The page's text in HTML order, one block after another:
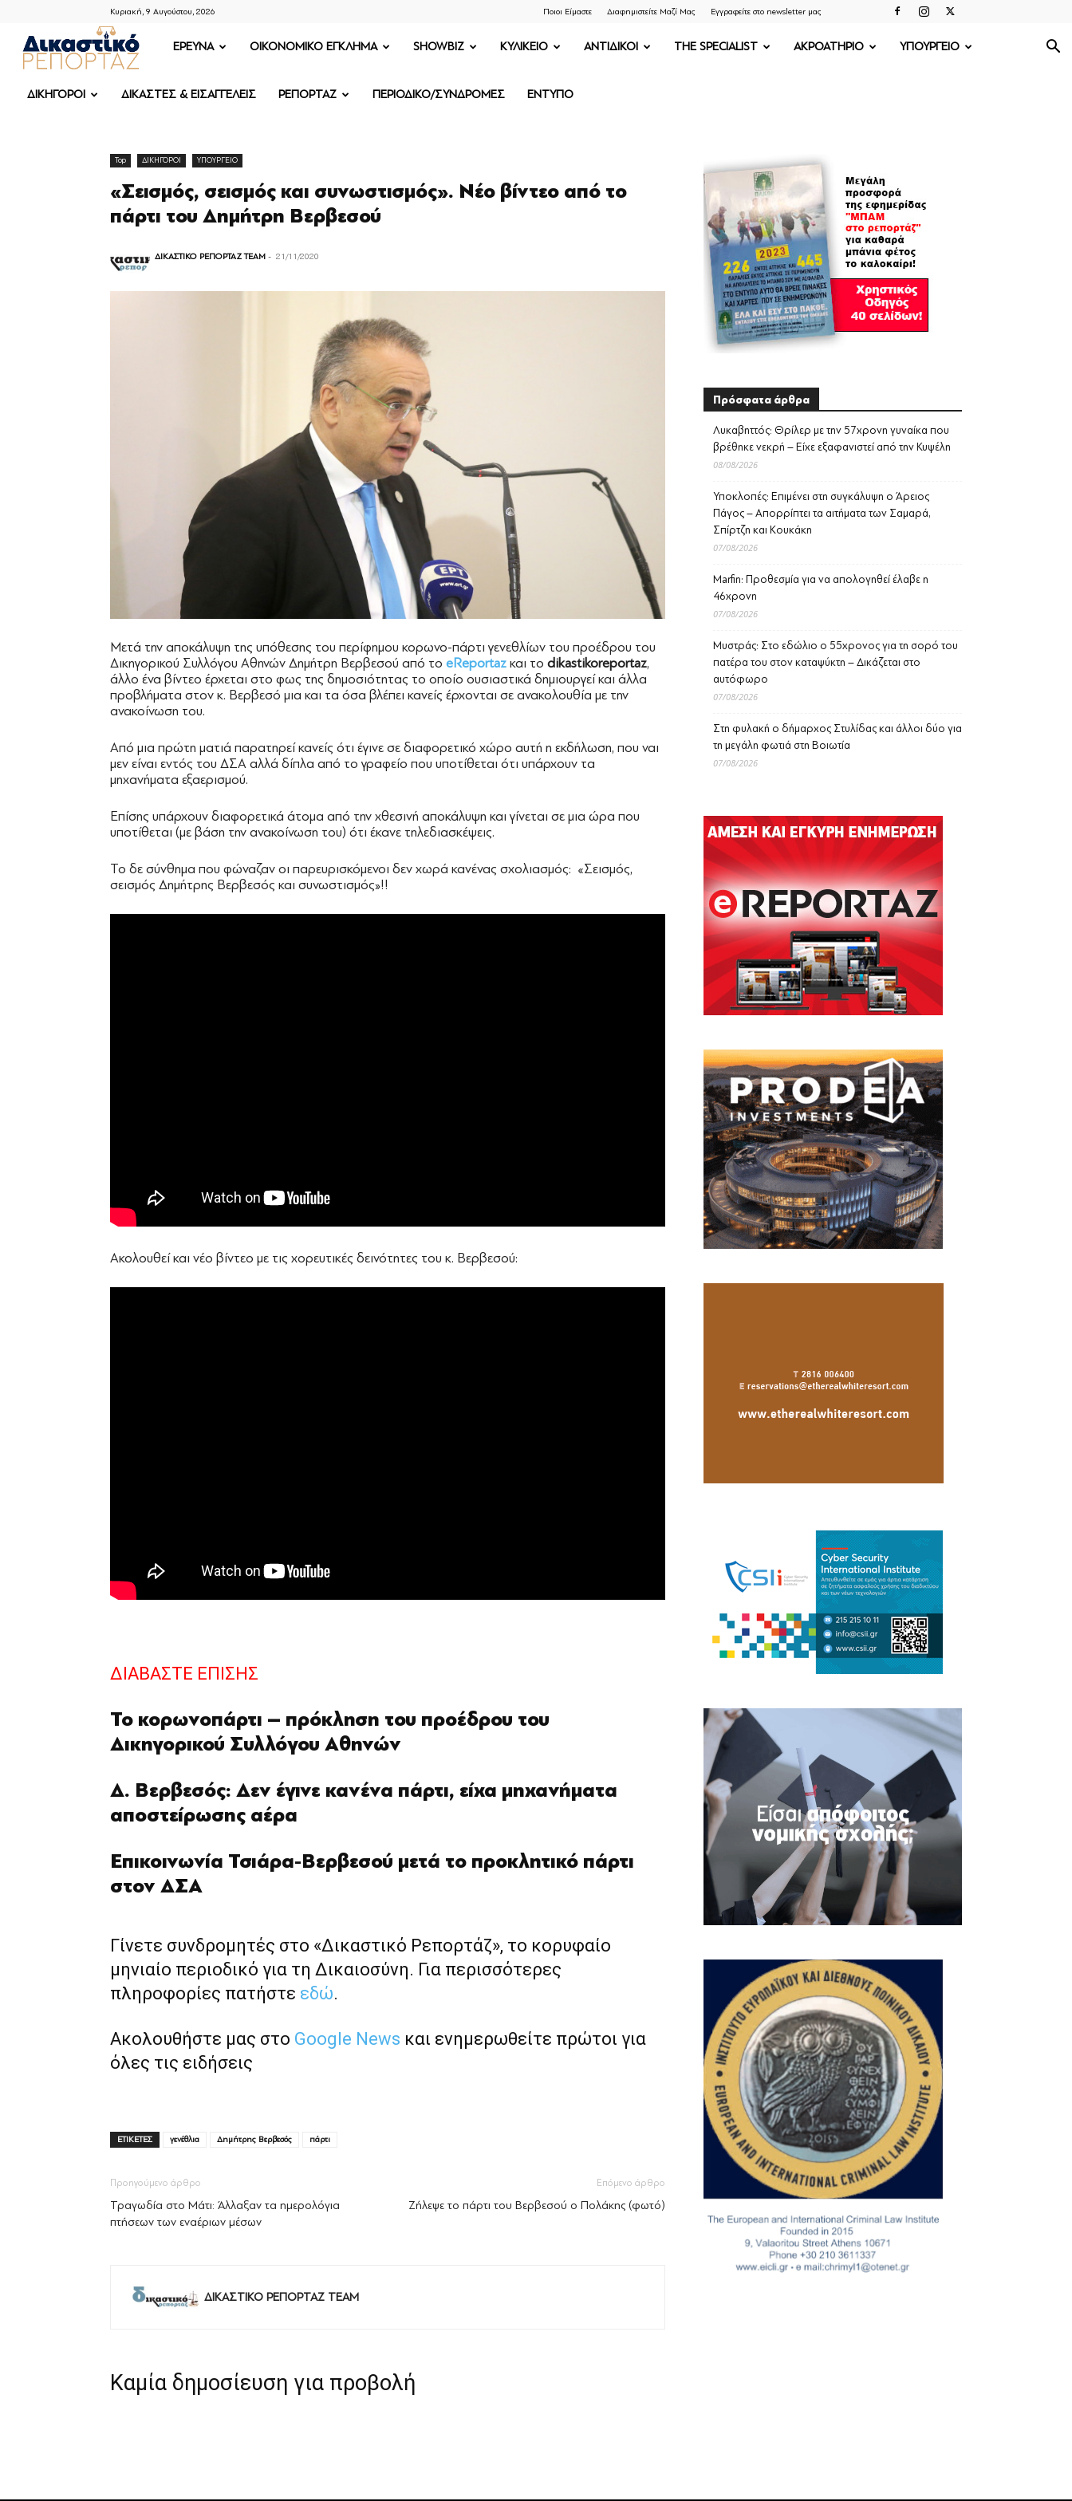
Κυριακή, 9 Αυγούστου, 2026 Ποιοι Είμαστε Διαφημιστείτε Μαζί Μας Εγγραφείτε στο newsletter μας
ΔΙΚΑΣΤΙΚΟ
ΡΕΠΟΡΤΑΖ
ΕΡΕΥΝΑ OIKONOMIKO ΕΓΚΛΗΜΑ SHOWBIZ ΚΥΛΙΚΕΙΟ ΑΝΤΙΔΙΚΟΙ THE SPECIALIST ΑΚΡΟΑΤΗΡΙΟ ΥΠΟΥΡΓΕΙΟ
ΔΙΚΗΓΟΡΟΙ ΔΙΚΑΣΤΕΣ & ΕΙΣΑΓΓΕΛΕΙΣ ΡΕΠΟΡΤΑΖ ΠΕΡΙΟΔΙΚΟ/ΣΥΝΔΡΟΜΕΣ ΕΝΤΥΠΟ
Top ΔΙΚΗΓΟΡΟΙ ΥΠΟΥΡΓΕΙΟ
«Σεισμός, σεισμός και συνωστισμός». Νέο βίντεο από το
πάρτι του Δημήτρη Βερβεσού
ΔΙΚΑΣΤΙΚΟ ΡΕΠΟΡΤΑΖ TEAM - 21/11/2020
Μετά την αποκάλυψη της υπόθεσης του περίφημου κορωνο-πάρτι γενεθλίων του προέδρου του
Δικηγορικού Συλλόγου Αθηνών Δημήτρη Βερβεσού από το eReportaz και το dikastikoreportaz,
άλλο ένα βίντεο έρχεται στο φως της δημοσιότητας το οποίο ουσιαστικά δημιουργεί και άλλα
προβλήματα στον κ. Βερβεσό μια και τα όσα βλέπει κανείς έρχονται σε ανακολουθία με την
ανακοίνωση του.
Από μια πρώτη ματιά παρατηρεί κανείς ότι έγινε σε διαφορετικό χώρο αυτή η εκδήλωση, που ναι
μεν είναι εντός του ΔΣΑ αλλά δίπλα από το γραφείο που υποτίθεται ότι υπάρχουν τα
μηχανήματα εξαερισμού.
Επίσης υπάρχουν διαφορετικά άτομα από την χθεσινή αποκάλυψη και γίνεται σε μια ώρα που
υποτίθεται (με βάση την ανακοίνωση του) ότι έκανε τηλεδιασκέψεις.
Το δε σύνθημα που φώναζαν οι παρευρισκόμενοι δεν χωρά κανένας σχολιασμός: «Σεισμός,
σεισμός Δημήτρης Βερβεσός και συνωστισμός»!!
Ακολουθεί και νέο βίντεο με τις χορευτικές δεινότητες του κ. Βερβεσού:
ΔΙΑΒΑΣΤΕ ΕΠΙΣΗΣ
Το κορωνοπάρτι – πρόκληση του προέδρου του
Δικηγορικού Συλλόγου Αθηνών
Δ. Βερβεσός: Δεν έγινε κανένα πάρτι, είχα μηχανήματα
αποστείρωσης αέρα
Επικοινωνία Τσιάρα-Βερβεσού μετά το προκλητικό πάρτι
στον ΔΣΑ
Γίνετε συνδρομητές στο «Δικαστικό Ρεπορτάζ», το κορυφαίο
μηνιαίο περιοδικό για τη Δικαιοσύνη. Για περισσότερες
πληροφορίες πατήστε εδώ.
Ακολουθήστε μας στο Google News και ενημερωθείτε πρώτοι για
όλες τις ειδήσεις
ΕΤΙΚΕΤΕΣ γενέθλια Δημήτρης Βερβεσός πάρτι
Προηγούμενο άρθρο
Τραγωδία στο Μάτι: Άλλαξαν τα ημερολόγια
πτήσεων των εναέριων μέσων
Επόμενο άρθρο
Ζήλεψε το πάρτι του Βερβεσού ο Πολάκης (φωτό)
ΔΙΚΑΣΤΙΚΟ ΡΕΠΟΡΤΑΖ TEAM
Καμία δημοσίευση για προβολή
Πρόσφατα άρθρα
Λυκαβηττός: Θρίλερ με την 57χρονη γυναίκα που
βρέθηκε νεκρή – Είχε εξαφανιστεί από την Κυψέλη
08/08/2026
Υποκλοπές: Επιμένει στη συγκάλυψη ο Άρειος
Πάγος – Απορρίπτει τα αιτήματα των Σαμαρά,
Σπίρτζη και Κουκάκη
07/08/2026
Marfin: Προθεσμία για να απολογηθεί έλαβε η
46χρονη
07/08/2026
Μυστράς: Στο εδώλιο ο 55χρονος για τη σορό του
πατέρα του στον καταψύκτη – Δικάζεται στο
αυτόφωρο
07/08/2026
Στη φυλακή ο δήμαρχος Στυλίδας και άλλοι δύο για
τη μεγάλη φωτιά στη Βοιωτία
07/08/2026